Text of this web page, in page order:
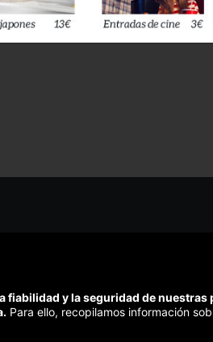
2020
(Te
Compra
y la seguridad de nuestras
Para ello, recopilamos información